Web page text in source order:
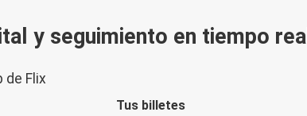
y seguimiento en tiempo real
de Flix
Tus billetes